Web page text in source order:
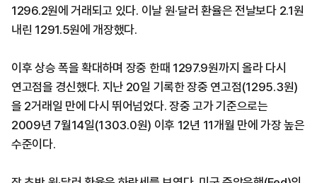
1296.2원에 거래되고 있다. 이날 원·달러 환율은 전날보다 2.1원
내린 1291.5원에 개장했다.
이후 상승 폭을 확대하며 장중 한때 1297.9원까지 올라 다시
연고점을 경신했다. 지난 20일 기록한 장중 연고점(1295.3원)
을 2거래일 만에 다시 뛰어넘었다. 장중 고가 기준으로는
2009년 7월14일(1303.0원) 이후 12년 11개월 만에 가장 높은
수준이다.